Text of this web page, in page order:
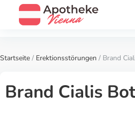
Startseite / Erektionsstörungen / Brand
Brand Cialis